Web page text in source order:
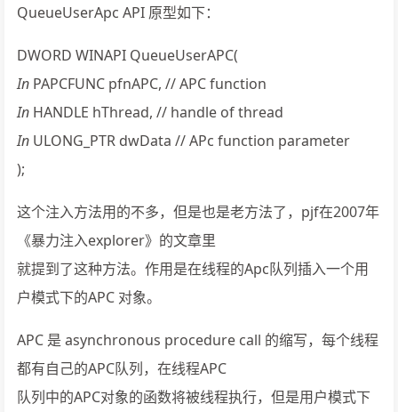
QueueUserApc API 原型如下：
DWORD WINAPI QueueUserAPC(
In PAPCFUNC pfnAPC, // APC function
In HANDLE hThread, // handle of thread
In ULONG_PTR dwData // APc function parameter
);
这个注入方法用的不多，但是也是老方法了，pjf在2007年
《暴力注入explorer》的文章里
就提到了这种方法。作用是在线程的Apc队列插入一个用
户模式下的APC 对象。
APC 是 asynchronous procedure call 的缩写，每个线程
都有自己的APC队列，在线程APC
队列中的APC对象的函数将被线程执行，但是用户模式下